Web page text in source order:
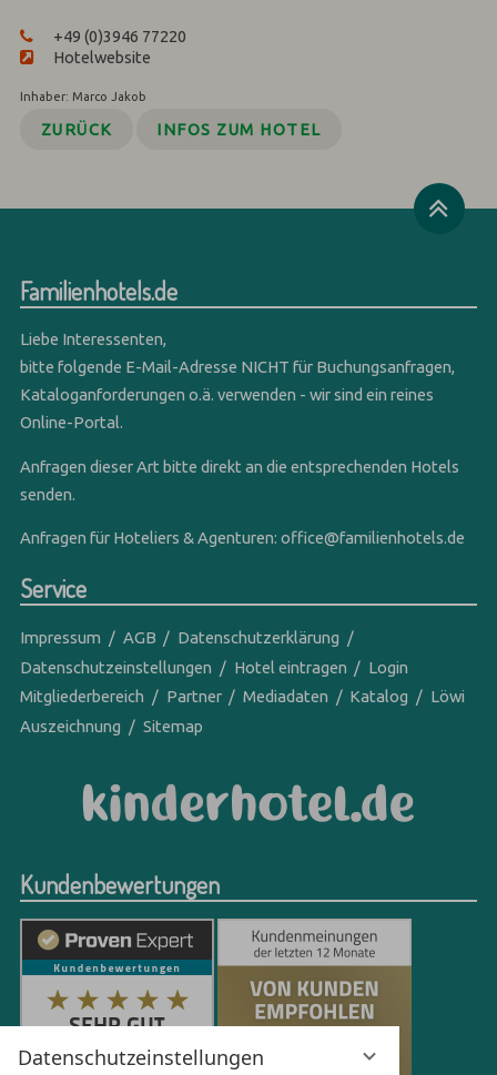
Datenschutzeinstellungen
+49 (0)3946 77220
Hotelwebsite
Inhaber: Marco Jakob
ZURÜCK INFOS ZUM HOTEL
Familienhotels.de
Liebe Interessenten,
bitte folgende E-Mail-Adresse NICHT für Buchungsanfragen,
Kataloganforderungen o.ä. verwenden - wir sind ein reines
Online-Portal.
Anfragen dieser Art bitte direkt an die entsprechenden Hotels
senden.
Anfragen für Hoteliers & Agenturen:office@familienhotels.de
Service
Impressum AGB
Datenschutzerklärung
Datenschutzeinstellungen
Hotel eintragen
Login
Mitgliederbereich
Partner Mediadaten Katalog
Löwi
Auszeichnung
Sitemap
Kundenbewertungen